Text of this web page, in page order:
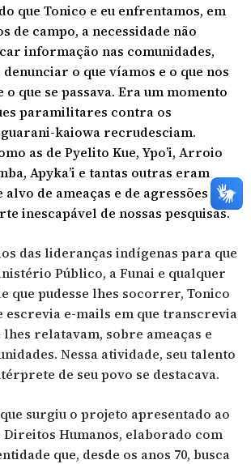
que Tonico e eu enfrentamos, em
de campo, a necessidade não
informação nas comunidades,
o que víamos e o que nos
que se passava. Era um momento
paramilitares contra os
kaiowa recrudesciam.
as de Pyelito Kue, Ypo’i, Arroio
Apyka’i e tantas outras eram
de ameaças e de agressões que
inescapável de nossas pesquisas.
das lideranças indígenas para que
Público, a Funai e qualquer
que pudesse lhes socorrer, Tonico
escrevia e-mails em que transcrevia
relatavam, sobre ameaças e
Nessa atividade, seu talento
de seu povo se destacava.
surgiu o projeto apresentado ao
Direitos Humanos, elaborado com
que, desde os anos 70, busca